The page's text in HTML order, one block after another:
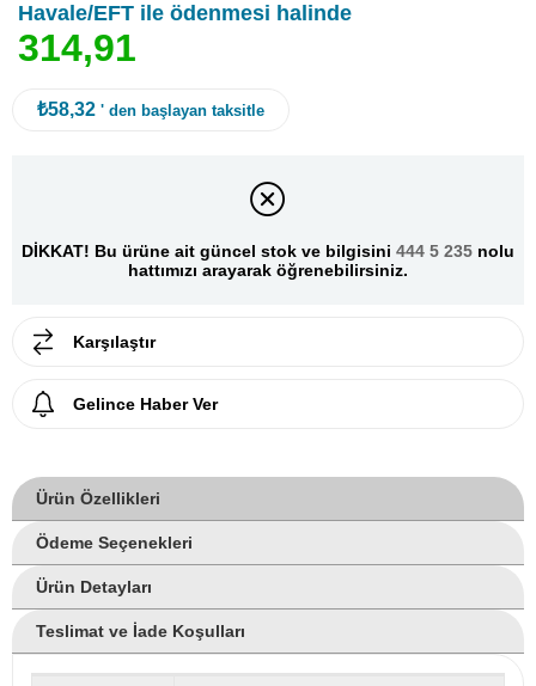
Havale/EFT ile ödenmesi halinde
314,91
₺58,32 ' den başlayan taksitle
DİKKAT! Bu ürüne ait güncel stok ve bilgisini 444 5 235 nolu
hattımızı arayarak öğrenebilirsiniz.
Karşılaştır
Gelince Haber Ver
Ürün Özellikleri
Ödeme Seçenekleri
Ürün Detayları
Teslimat ve İade Koşulları